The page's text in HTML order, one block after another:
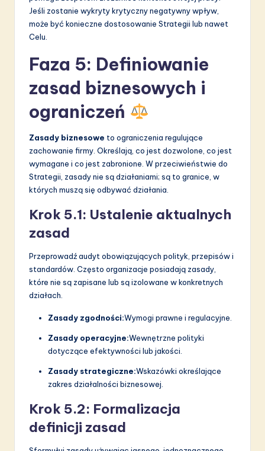
Jeśli zostanie wykryty krytyczny negatywny wpływ,
może być konieczne dostosowanie Strategii lub nawet
Celu.
Faza 5: Definiowanie
zasad biznesowych i
ograniczeń
Zasady biznesowe to ograniczenia regulujące
zachowanie firmy. Określają, co jest dozwolone, co jest
wymagane i co jest zabronione. W przeciwieństwie do
Strategii, zasady nie są działaniami; są to granice, w
których muszą się odbywać działania.
Krok 5.1: Ustalenie aktualnych
zasad
Przeprowadź audyt obowiązujących polityk, przepisów i
standardów. Często organizacje posiadają zasady,
które nie są zapisane lub są izolowane w konkretnych
działach.
Zasady zgodności:Wymogi prawne i regulacyjne.
Zasady operacyjne:Wewnętrzne polityki
dotyczące efektywności lub jakości.
Zasady strategiczne:Wskazówki określające
zakres działalności biznesowej.
Krok 5.2: Formalizacja
definicji zasad